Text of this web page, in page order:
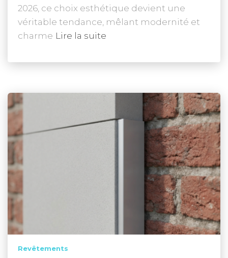
2026, ce choix esthétique devient une
véritable tendance, mêlant modernité et
charme Lire la suite
Revêtements